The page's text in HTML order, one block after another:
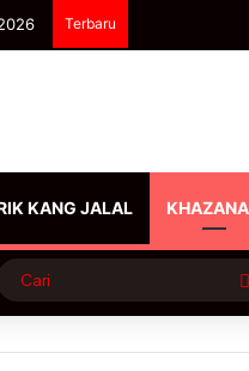
Terbaru
KANG JALAL